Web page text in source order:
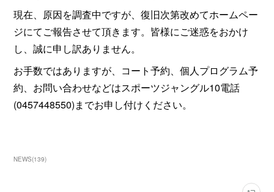
現在、原因を調査中ですが、復旧次第改めてホームペー
ジにてご報告させて頂きます。皆様にご迷惑をおかけ
し、誠に申し訳ありません。
お手数ではありますが、コート予約、個人プログラム予
約、お問い合わせなどはスポーツジャングル10電話
(0457448550)までお申し付けください。
NEWS(139)